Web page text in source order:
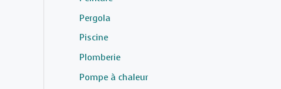
Pergola
Piscine
Plomberie
Pompe à chaleur